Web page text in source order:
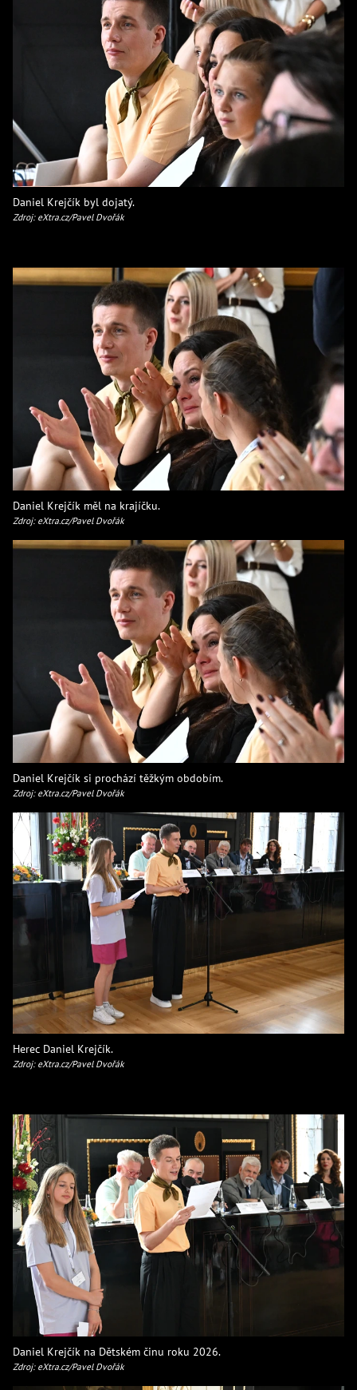
Daniel Krejčík byl dojatý.
Zdroj: eXtra.cz/Pavel Dvořák
Daniel Krejčík měl na krajíčku.
Zdroj: eXtra.cz/Pavel Dvořák
Daniel Krejčík si prochází těžkým obdobím.
Zdroj: eXtra.cz/Pavel Dvořák
Herec Daniel Krejčík.
Zdroj: eXtra.cz/Pavel Dvořák
Daniel Krejčík na Dětském činu roku 2026.
Zdroj: eXtra.cz/Pavel Dvořák